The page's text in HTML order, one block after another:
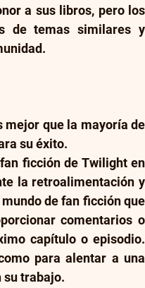
a sus libros, pero los
de temas similares y
mejor que la mayoría de
su éxito.
ficción de Twilight en
la retroalimentación y
de fan ficción que
comentarios o
capítulo o episodio.
para alentar a una
su trabajo.